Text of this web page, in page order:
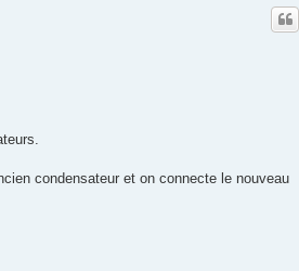
condensateur et on connecte le nouveau